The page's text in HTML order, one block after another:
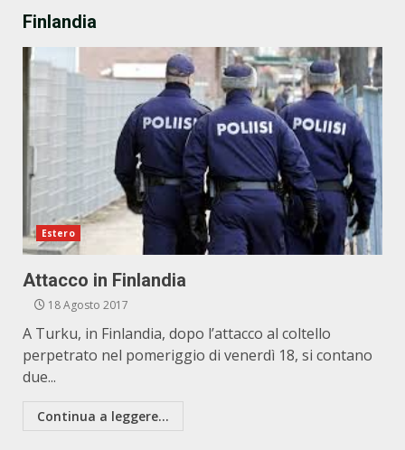
Finlandia
Estero
Attacco in Finlandia
18 Agosto 2017
A Turku, in Finlandia, dopo l’attacco al coltello
perpetrato nel pomeriggio di venerdì 18, si contano
due...
Continua a leggere...